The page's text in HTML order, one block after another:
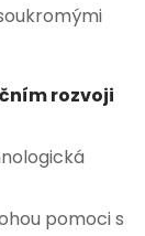
rozvoji
pomoci s